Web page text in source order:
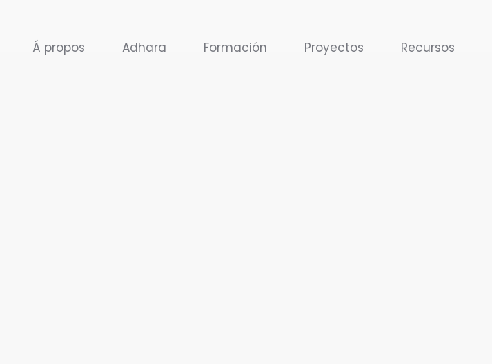
contenidoÁ propos Adhara Formación Proyectos Recursos